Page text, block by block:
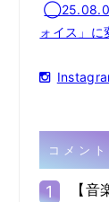
ォイス」に
コメン
1
【